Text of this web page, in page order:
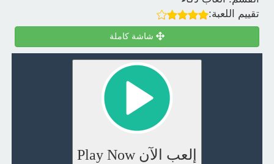
تقييم اللعبة:
شاشة كاملة
إلعب الآن Play Now